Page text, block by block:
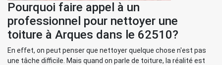
Pourquoi faire appel à un
professionnel pour nettoyer une
toiture à Arques dans le 62510?
En effet, on peut penser que nettoyer quelque chose n'est pas
une tâche difficile. Mais quand on parle de toiture, la réalité est